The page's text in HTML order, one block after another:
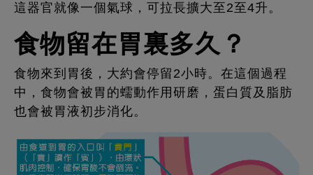
這器官就像一個氣球，可拉長擴大至2至4升。
食物留在胃裏多久？
食物來到胃後，大約會停留2小時。在這個過程
中，食物會被胃的蠕動作用研磨，蛋白質及脂肪
也會被胃液初步消化。